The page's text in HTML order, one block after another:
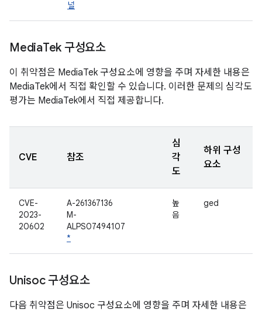
널
MediaTek 구성요소
이 취약점은 MediaTek 구성요소에 영향을 주며 자세한 내용은
MediaTek에서 직접 확인할 수 있습니다. 이러한 문제의 심각도
평가는 MediaTek에서 직접 제공합니다.
CVE 참조
심
각
도
하위 구성
요소
CVE-
2023-
20602
A-261367136
M-
ALPS07494107
*
높
음
ged
Unisoc 구성요소
다음 취약점은 Unisoc 구성요소에 영향을 주며 자세한 내용은